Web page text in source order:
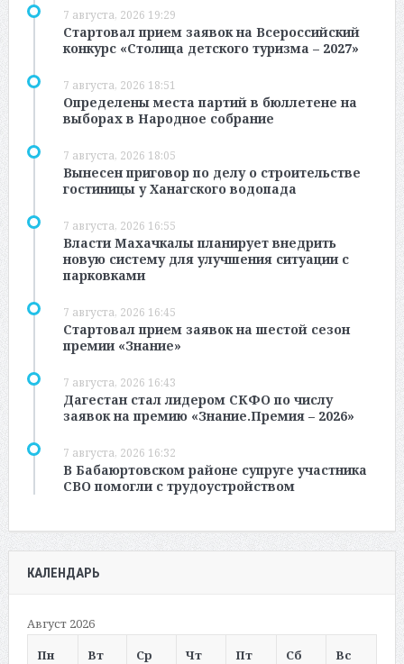
7 августа, 2026 19:29
Стартовал прием заявок на Всероссийский
конкурс «Столица детского туризма – 2027»
7 августа, 2026 18:51
Определены места партий в бюллетене на
выборах в Народное собрание
7 августа, 2026 18:05
Вынесен приговор по делу о строительстве
гостиницы у Ханагского водопада
7 августа, 2026 16:55
Власти Махачкалы планирует внедрить
новую систему для улучшения ситуации с
парковками
7 августа, 2026 16:45
Стартовал прием заявок на шестой сезон
премии «Знание»
7 августа, 2026 16:43
Дагестан стал лидером СКФО по числу
заявок на премию «Знание.Премия – 2026»
7 августа, 2026 16:32
В Бабаюртовском районе супруге участника
СВО помогли с трудоустройством
КАЛЕНДАРЬ
Август 2026
Пн
Вт Ср Чт Пт Сб Вс